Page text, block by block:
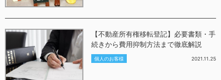
【不動産所有権移転登記】必要書類・手
続きから費用抑制方法まで徹底解説
個人のお客様 2021.11.25